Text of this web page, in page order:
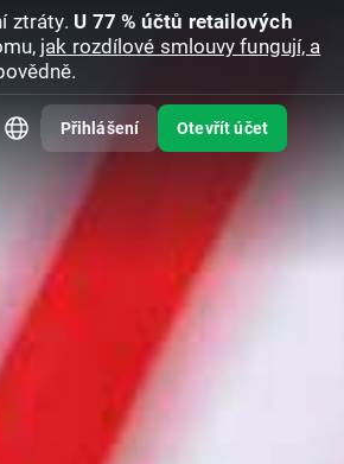
ztráty. U 77 % účtů retailových
jak rozdílové smlouvy fungují, a
Přihlášení Otevřít účet